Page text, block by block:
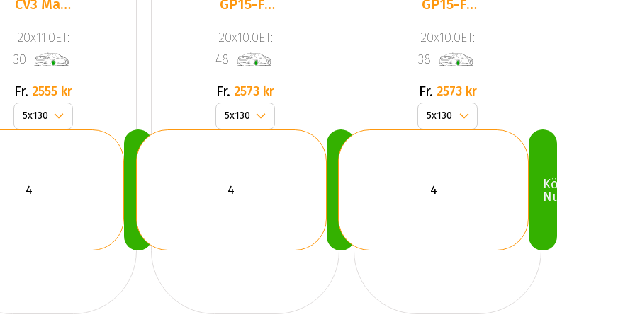
CV3 Matt
Polish
20x11.0ET:
30
Fr. 2555 kr
GP15-FF
Black
20x10.0ET:
48
Fr. 2573 kr
GP15-FF
Black
20x10.0ET:
38
Fr. 2573 kr
Köp
Nu